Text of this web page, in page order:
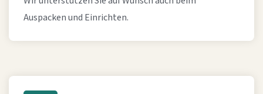
Auspacken und Einrichten.